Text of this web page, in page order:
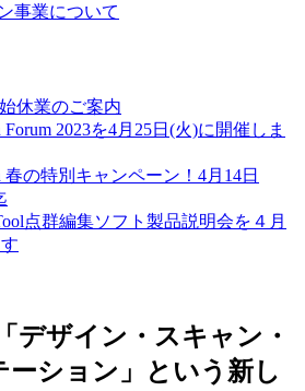
事業について
休業のご案内
Forum 2023を4月25日(火)に開催しま
春の特別キャンペーン！4月14日
点群編集ソフト製品説明会を４月
デザイン・スキャン・
ーション」という新し